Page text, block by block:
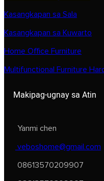
Kasangkapan sa Sala
Kasangkapan sa Kuwarto
Home Office Furniture
Multifunctional Furniture
Makipag-ugnay sa Atin
Yanmi chen
veboshome@gmail.com
08613570209907